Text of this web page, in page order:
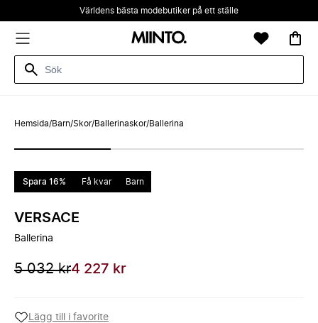
Världens bästa modebutiker på ett ställe
Hemsida/Barn/Skor/Ballerinaskor/Ballerina
Spara 16% Få kvar Barn
VERSACE
Ballerina
5 032 kr4 227 kr
Lägg till i favorite